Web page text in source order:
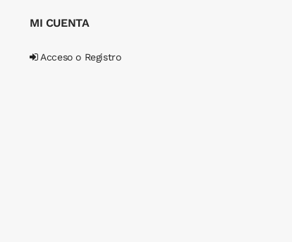
MI CUENTA
Acceso o Registro